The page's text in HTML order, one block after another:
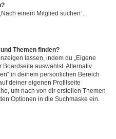
einem Mitglied suchen“.
Themen finden?
lassen, indem du „Eigene
Boardseite auswählst. Alternativ
in deinem persönlichen Bereich
deiner eigenen Profilseite
um nach von dir erstellen Themen
Optionen in die Suchmaske ein.